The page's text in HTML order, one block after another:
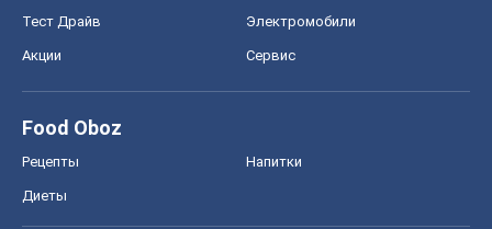
Тест Драйв Электромобили
Акции Сервис
Food Oboz
Рецепты Напитки
Диеты